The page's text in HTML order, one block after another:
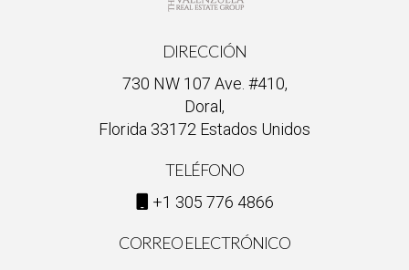
DIRECCIÓN
730 NW 107 Ave. #410,
Doral,
Florida 33172 Estados Unidos
TELÉFONO
+1 305 776 4866
CORREO ELECTRÓNICO